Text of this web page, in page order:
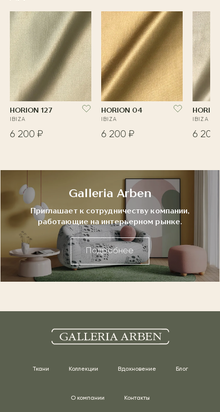
HORION 127
IBIZA
6 200 ₽
HORION 04
IBIZA
6 200 ₽
IBIZA
6 200
Galleria Arben
Приглашает к сотрудничеству компании,
работающие на интерьерном рынке.
Подробнее
Ткани Коллекции Вдохновение Блог
О компании Контакты